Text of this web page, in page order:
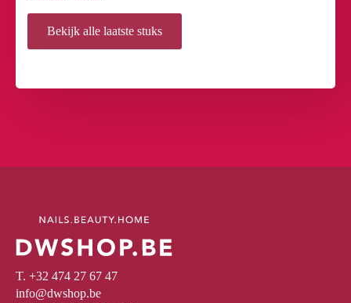
Bekijk alle laatste stuks
T. +32 474 27 67 47
info@dwshop.be